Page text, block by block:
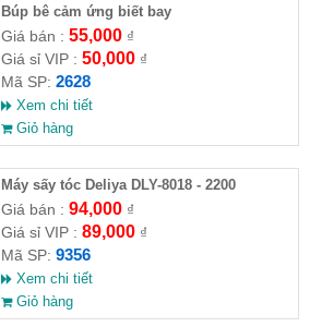
​Búp bê cảm ứng biết bay
Giá bán : 55,000₫
Giá sỉ VIP : 50,000₫
Mã SP: 2628
Xem chi tiết
Giỏ hàng
Máy sấy tóc Deliya DLY-8018 - 2200
Giá bán : 94,000₫
Giá sỉ VIP : 89,000₫
Mã SP: 9356
Xem chi tiết
Giỏ hàng